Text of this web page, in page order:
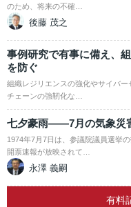
のため、将来の不確…
後藤 茂之
事例研究で有事に備え、
を防ぐ
組織レジリエンスの強化やサイバ
チェーンの強靭化な…
七夕豪雨――7月の気象
1974年7月7日は、参議院議員選挙
開票速報が放映されて…
永澤 義嗣
有料